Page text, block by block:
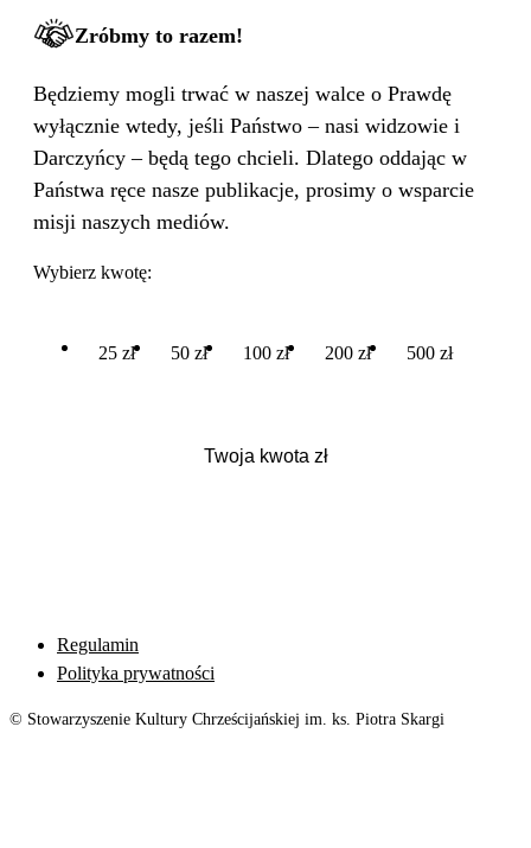
Zróbmy to razem!
Będziemy mogli trwać w naszej walce o Prawdę
wyłącznie wtedy, jeśli Państwo – nasi widzowie i
Darczyńcy – będą tego chcieli. Dlatego oddając w
Państwa ręce nasze publikacje, prosimy o wsparcie
misji naszych mediów.
Wybierz kwotę:
25 zł 50 zł 100 zł 200 zł 500 zł
Regulamin
Polityka prywatności
© Stowarzyszenie Kultury Chrześcijańskiej im. ks. Piotra Skargi